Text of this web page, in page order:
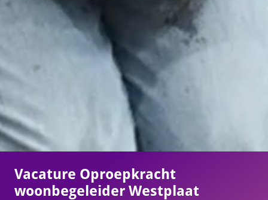
Vacature Oproepkracht
woonbegeleider Westplaat